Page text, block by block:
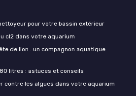
pour votre bassin extérieur
cl2 dans votre aquarium
de lion : un compagnon aquatique
litres : astuces et conseils
contre les algues dans votre aquarium